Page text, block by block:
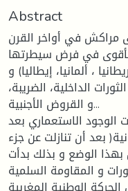
Abstract
مراكش في أواخر القرن
في فرض سيطرتها
، ألمانيا، إيطاليا) و
الداخلية، الضريبة،
و القروض الأجنبية...
مراكش في عام 1912 تحت الوجود الاستعماري بعد
بعد أن تنازلت عن جزء
الوضع و بذلك بدأت
و المقاومة السلمية